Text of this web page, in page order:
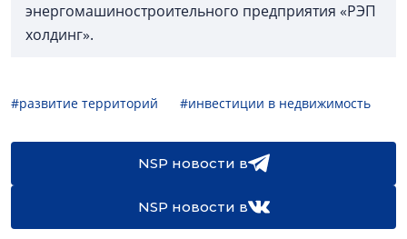
энергомашиностроительного предприятия «РЭП
холдинг».
#развитие территорий #инвестиции в недвижимость
NSP новости в
NSP новости в